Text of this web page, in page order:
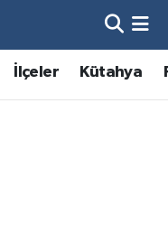
İlçeler Kütahya